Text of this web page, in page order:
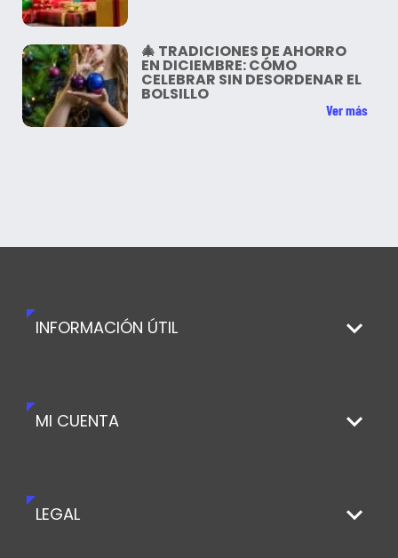
🎄 TRADICIONES DE AHORRO
EN DICIEMBRE: CÓMO
CELEBRAR SIN DESORDENAR EL
BOLSILLO
Ver más
INFORMACIÓN ÚTIL
MI CUENTA
LEGAL